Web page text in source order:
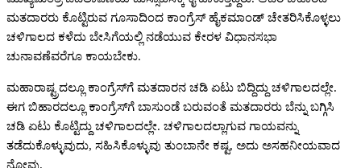
ಮತದಾರರು ಕೊಟ್ಟಿರುವ ಗೂಸಾದಿಂದ ಕಾಂಗ್ರೆಸ್‌ ಹೈಕಮಾಂಡ್‌ ಚೇತರಿಸಿಕೊಳ್ಳಲು
ಚಳಿಗಾಲದ ಕಳೆದು ಬೇಸಿಗೆಯಲ್ಲಿ ನಡೆಯುವ ಕೇರಳ ವಿಧಾನಸಭಾ
ಚುನಾವಣೆವರೆಗೂ ಕಾಯಬೇಕು.
ಮಹಾರಾಷ್ಟ್ರದಲ್ಲೂ ಕಾಂಗ್ರೆಸ್‌ಗೆ ಮತದಾರನ ಚಡಿ ಏಟು ಬಿದ್ದಿದ್ದು ಚಳಿಗಾಲದಲ್ಲೇ.
ಈಗ ಬಿಹಾರದಲ್ಲೂ ಕಾಂಗ್ರೆಸ್‌ಗೆ ಬಾಸುಂಡೆ ಬರುವಂತೆ ಮತದಾರರು ಬೆನ್ನು ಬಗ್ಗಿಸಿ
ಚಡಿ ಏಟು ಕೊಟ್ಟಿದ್ದು ಚಳಿಗಾಲದಲ್ಲೇ. ಚಳಿಗಾಲದಲ್ಲಾಗುವ ಗಾಯವನ್ನು
ತಡೆದುಕೊಳ್ಳುವುದು, ಸಹಿಸಿಕೊಳ್ಳುವು ತುಂಬಾನೇ ಕಷ್ಟ, ಅದು ಅಸಹನೀಯವಾದ
ನೋವು.